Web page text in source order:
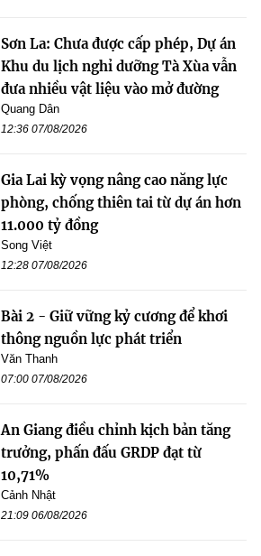
Sơn La: Chưa được cấp phép, Dự án
Khu du lịch nghỉ dưỡng Tà Xùa vẫn
đưa nhiều vật liệu vào mở đường
Quang Dân
12:36 07/08/2026
Gia Lai kỳ vọng nâng cao năng lực
phòng, chống thiên tai từ dự án hơn
11.000 tỷ đồng
Song Việt
12:28 07/08/2026
Bài 2 - Giữ vững kỷ cương để khơi
thông nguồn lực phát triển
Văn Thanh
07:00 07/08/2026
An Giang điều chỉnh kịch bản tăng
trưởng, phấn đấu GRDP đạt từ
10,71%
Cảnh Nhật
21:09 06/08/2026